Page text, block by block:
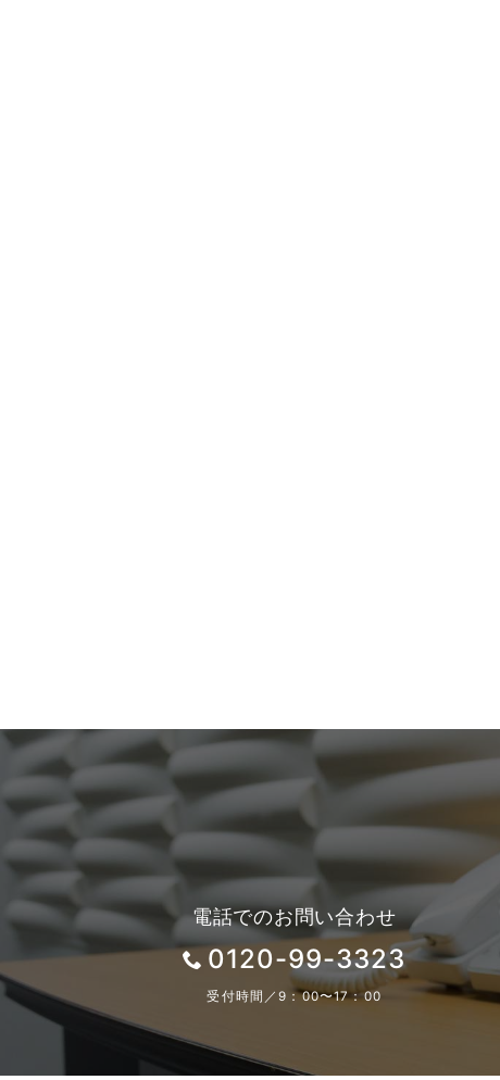
電話でのお問い合わせ
0120-99-3323
受付時間／9：00〜17：00